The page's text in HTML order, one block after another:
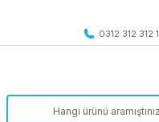
0312 312 312 1